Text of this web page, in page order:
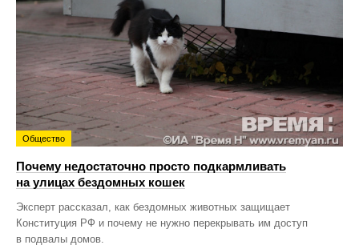
Общество
Почему недостаточно просто подкармливать
на улицах бездомных кошек
Эксперт рассказал, как бездомных животных защищает
Конституция РФ и почему не нужно перекрывать им доступ
в подвалы домов.